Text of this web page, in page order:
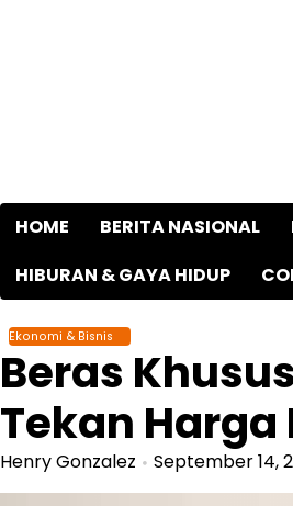
HOME BERITA NASIONAL
HIBURAN & GAYA HIDUP
Ekonomi & Bisnis
Beras
Tekan Harga
Henry Gonzalez September 14,